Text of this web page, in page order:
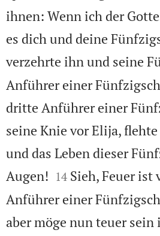
ihnen: Wenn ich der
es dich und deine
verzehrte ihn und seine
Anführer einer
dritte Anführer einer
seine Knie vor Elija,
und das Leben dieser
Augen!
14 Sieh, Feuer
Anführer einer
aber möge nun teuer